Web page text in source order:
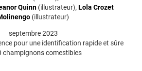
Quinn (illustrateur), Lola Crozet
(illustrateur)
septembre 2023
pour une identification rapide et sûre
champignons comestibles